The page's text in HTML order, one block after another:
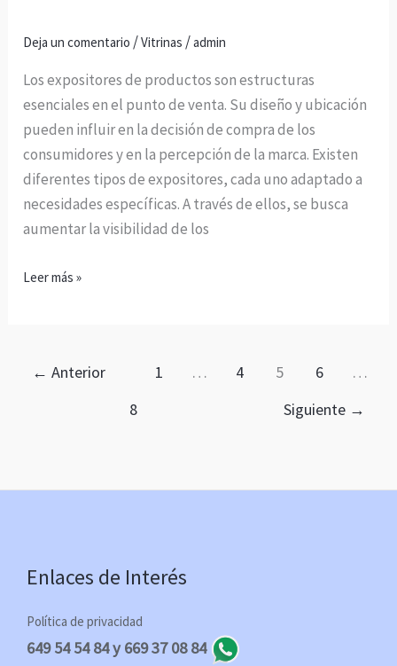
Deja un comentario /Vitrinas /admin
Los expositores de productos son estructuras
esenciales en el punto de venta. Su diseño y ubicación
pueden influir en la decisión de compra de los
consumidores y en la percepción de la marca. Existen
diferentes tipos de expositores, cada uno adaptado a
necesidades específicas. A través de ellos, se busca
aumentar la visibilidad de los
aumentar
tus
ventas
en
tienda
Leer más »
← Anterior 1 … 4 5 6
…
8
Siguiente →
Enlaces de Interés
Política de privacidad
649 54 54 84 y 669 37 08 84